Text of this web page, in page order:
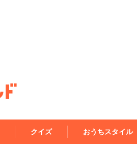
クイズ おうちスタイル